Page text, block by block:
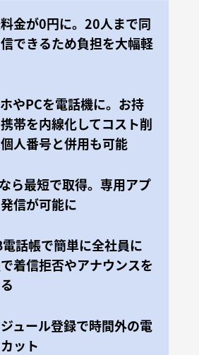
金が0円に。20人まで同
できるため負担を大幅軽
やPCを電話機に。お持
帯を内線化してコスト削
人番号と併用も可能
ら最短で取得。専用アプ
信が可能に
電話帳で簡単に全社員に
着信拒否やアナウンスを
ュール登録で時間外の電
ット